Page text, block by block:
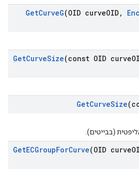
GetCurveG(OID curveOID ,
GetCurveSize(const OID curve
GetCurveSize
(בבייטים).
GetECGroupForCurve(OID curve